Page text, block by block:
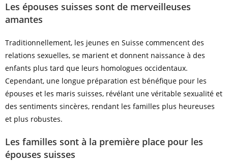
Les épouses suisses sont de merveilleuses
amantes
Traditionnellement, les jeunes en Suisse commencent des
relations sexuelles, se marient et donnent naissance à des
enfants plus tard que leurs homologues occidentaux.
Cependant, une longue préparation est bénéfique pour les
épouses et les maris suisses, révélant une véritable sexualité et
des sentiments sincères, rendant les familles plus heureuses
et plus robustes.
Les familles sont à la première place pour les
épouses suisses